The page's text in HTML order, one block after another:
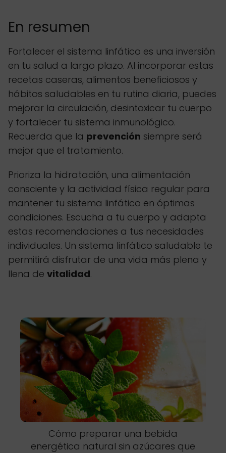
En resumen
Fortalecer el sistema linfático es una inversión
en tu salud a largo plazo. Al incorporar estas
recetas caseras, alimentos beneficiosos y
hábitos saludables en tu rutina diaria, puedes
mejorar la circulación, desintoxicar tu cuerpo
y fortalecer tu sistema inmunológico.
Recuerda que la prevención siempre será
mejor que el tratamiento.
Prioriza la hidratación, una alimentación
consciente y la actividad física regular para
mantener tu sistema linfático en óptimas
condiciones. Escucha a tu cuerpo y adapta
estas recomendaciones a tus necesidades
individuales. Un sistema linfático saludable te
permitirá disfrutar de una vida más plena y
llena de vitalidad.
Cómo preparar una bebida
energética natural sin azúcares que